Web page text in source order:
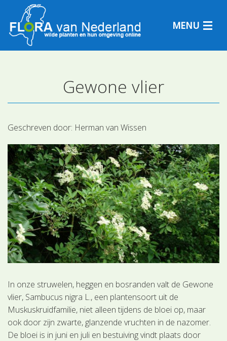
MENU
Plantensoorten
Plantengemeenschappen
Determineren
Gewone vlier
Geschreven door: Herman van Wissen
In onze struwelen, heggen en bosranden valt de Gewone
vlier, Sambucus nigra L., een plantensoort uit de
Muskuskruidfamilie, niet alleen tijdens de bloei op, maar
ook door zijn zwarte, glanzende vruchten in de nazomer.
De bloei is in juni en juli en bestuiving vindt plaats door